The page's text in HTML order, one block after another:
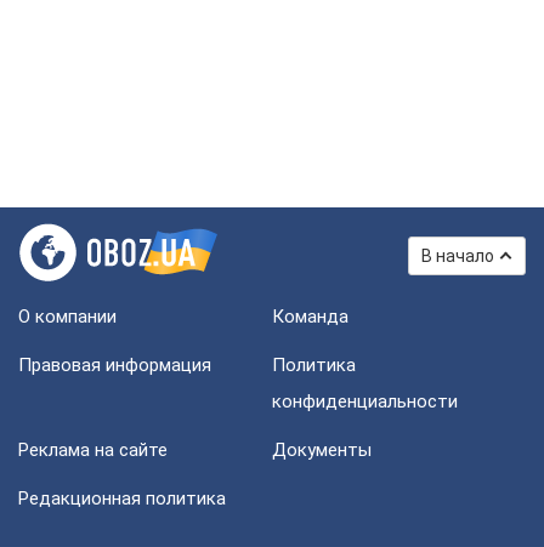
В начало
О компании Команда
Правовая информация
Политика
конфиденциальности
Реклама на сайте Документы
Редакционная политика